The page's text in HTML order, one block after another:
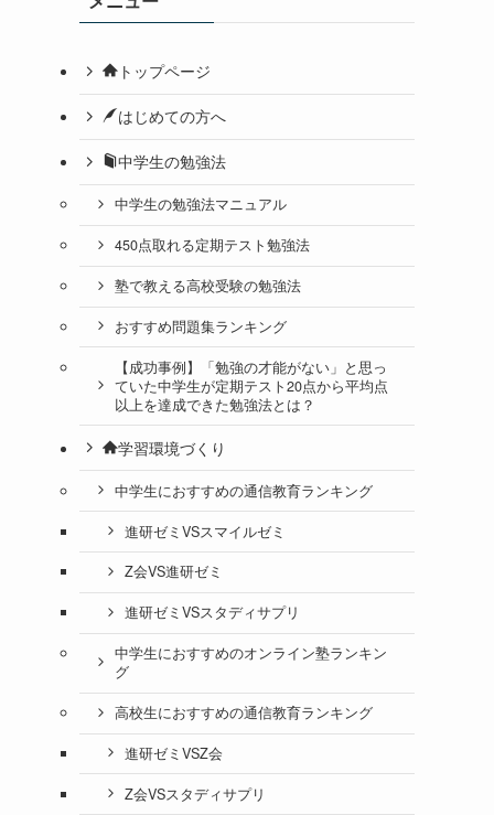
トップページ
はじめての方へ
中学生の勉強法
中学生の勉強法マニュアル
450点取れる定期テスト勉強法
塾で教える高校受験の勉強法
おすすめ問題集ランキング
【成功事例】「勉強の才能がない」と思っ
ていた中学生が定期テスト20点から平均点
以上を達成できた勉強法とは？
学習環境づくり
中学生におすすめの通信教育ランキング
進研ゼミVSスマイルゼミ
Z会VS進研ゼミ
進研ゼミVSスタディサプリ
中学生におすすめのオンライン塾ランキン
グ
高校生におすすめの通信教育ランキング
進研ゼミVSZ会
Z会VSスタディサプリ